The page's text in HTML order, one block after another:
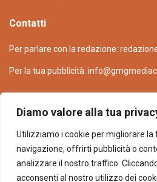
Diamo valore alla tua
Utilizziamo i cookie per migliorare la
navigazione, offrirti pubblicità o
analizzare il nostro traffico.
acconsenti al nostro utilizzo dei
Contatti
Per parlare con la redazione:
Per la tua pubblicità: